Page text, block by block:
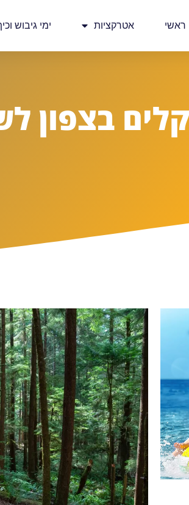
ראשי אטרקציות ימי גיבוש
בצפון